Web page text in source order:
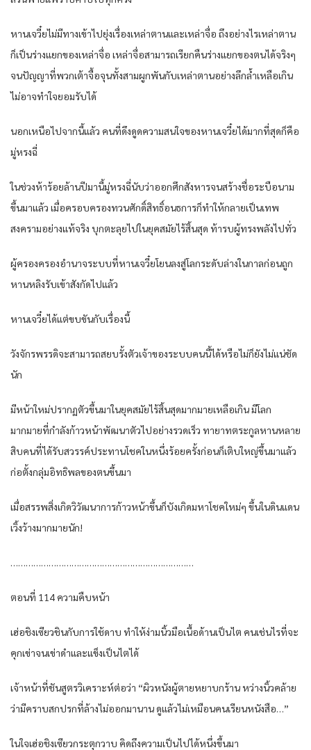
หานเจวี๋ยไม่มีทางเข้าไปยุ่งเรื่องเหล่าตานและเหล่าจื่อ ถึงอย่างไรเหล่าตาน
ก็เป็นร่างแยกของเหล่าจื่อ เหล่าจื่อสามารถเรียกคืนร่างแยกของตนได้จริงๆ
จนปัญญาที่พวกเต้าจื้อจุนทั้งสามผูกพันกับเหล่าตานอย่างลึกล้ำเหลือเกิน
ไม่อาจทำใจยอมรับได้
นอกเหนือไปจากนี้แล้ว คนที่ดึงดูดความสนใจของหานเจวี๋ยได้มากที่สุดก็คือ
มู่หรงฉี่
ในช่วงห้าร้อยล้านปีมานี้มู่หรงฉี่นับว่าออกศึกสังหารจนสร้างชื่อระบือนาม
ขึ้นมาแล้ว เมื่อครอบครองทวนศักดิ์สิทธิ์อนธการก็ทำให้กลายเป็นเทพ
สงครามอย่างแท้จริง บุกตะลุยไปในยุคสมัยไร้สิ้นสุด ท้ารบผู้ทรงพลังไปทั่ว
ผู้ครองครองอำนาจระบบที่หานเจวี๋ยโยนลงสู่โลกระดับล่างในกาลก่อนถูก
หานหลิงรับเข้าสังกัดไปแล้ว
หานเจวี๋ยได้แต่ขบขันกับเรื่องนี้
วังจักรพรรดิจะสามารถสยบรั้งตัวเจ้าของระบบคนนี้ได้หรือไม่ก็ยังไม่แน่ชัด
นัก
มีหน้าใหม่ปรากฏตัวขึ้นมาในยุคสมัยไร้สิ้นสุดมากมายเหลือเกิน มีโลก
มากมายที่กำลังก้าวหน้าพัฒนาตัวไปอย่างรวดเร็ว ทายาทตระกูลหานหลาย
สิบคนที่ได้รับสวรรค์ประทานโชคในหนึ่งร้อยครั้งก่อนก็เติบใหญ่ขึ้นมาแล้ว
ก่อตั้งกลุ่มอิทธิพลของตนขึ้นมา
เมื่อสรรพสิ่งเกิดวิวัฒนาการก้าวหน้าขึ้นก็บังเกิดมหาโชคใหม่ๆ ขึ้นในดินแดน
เวิ้งว้างมากมายนัก!
………………………………………………………………
ตอนที่ 114 ความคืบหน้า
เฮ่อชิงเซียวชินกับการใช้ดาบ ทำให้ง่ามนิ้วมือเนื้อด้านเป็นไต คนเช่นไรที่จะ
คุกเข่าจนเข่าดำและแข็งเป็นไตได้
เจ้าหน้าที่ชันสูตรวิเคราะห์ต่อว่า “ผิวหนังผู้ตายหยาบกร้าน หว่างนิ้วคล้าย
ว่ามีคราบสกปรกที่ล้างไม่ออกมานาน ดูแล้วไม่เหมือนคนเรียนหนังสือ…”
ในใจเฮ่อชิงเซียวกระตุกวาบ คิดถึงความเป็นไปได้หนึ่งขึ้นมา